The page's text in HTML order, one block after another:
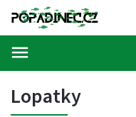
Lopatky